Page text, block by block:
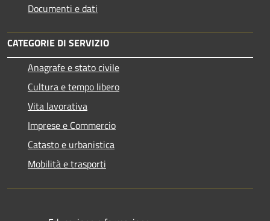
Documenti e dati
CATEGORIE DI SERVIZIO
Anagrafe e stato civile
Cultura e tempo libero
Vita lavorativa
Imprese e Commercio
Catasto e urbanistica
Mobilità e trasporti